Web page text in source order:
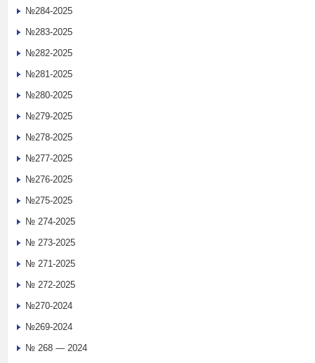
№284-2025
№283-2025
№282-2025
№281-2025
№280-2025
№279-2025
№278-2025
№277-2025
№276-2025
№275-2025
№ 274-2025
№ 273-2025
№ 271-2025
№ 272-2025
№270-2024
№269-2024
№ 268 — 2024